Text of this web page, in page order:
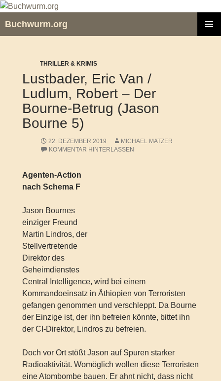
Zum
springen
Buchwurm.org
THRILLER & KRIMIS
Lustbader, Eric Van /
Ludlum, Robert – Der
Bourne-Betrug (Jason
Bourne 5)
22. DEZEMBER 2019
MICHAEL MATZER
KOMMENTAR HINTERLASSEN
Agenten-Action
nach Schema F
Jason Bournes
einziger Freund
Martin Lindros, der
Stellvertretende
Direktor des
Geheimdienstes
Central Intelligence, wird bei einem
Kommandoeinsatz in Äthiopien von Terroristen
gefangen genommen und verschleppt. Da Bourne
der Einzige ist, der ihn befreien könnte, bittet ihn
der CI-Direktor, Lindros zu befreien.
Doch vor Ort stößt Jason auf Spuren starker
Radioaktivität. Womöglich wollen diese Terroristen
eine Atombombe bauen. Er ahnt nicht, dass nicht